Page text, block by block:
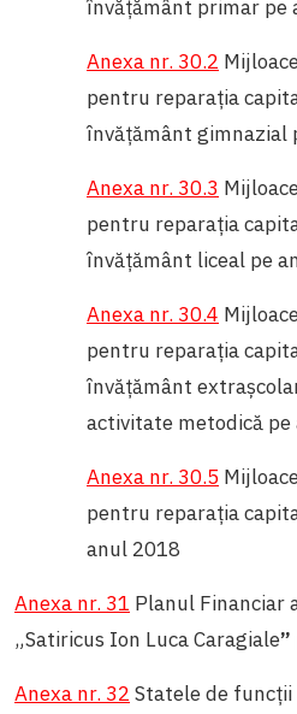
învățământ primar pe
Anexa nr. 30.2
pentru reparația
învățământ gimnazial
Anexa nr. 30.3
pentru reparația
învățământ liceal pe
Anexa nr. 30.4
pentru reparația
învățământ
activitate metodică pe
Anexa nr. 30.5
pentru reparația
anul 2018
Anexa nr. 31 Planul Financiar
„Satiricus Ion Luca Caragiale”
Anexa nr. 32 Statele de